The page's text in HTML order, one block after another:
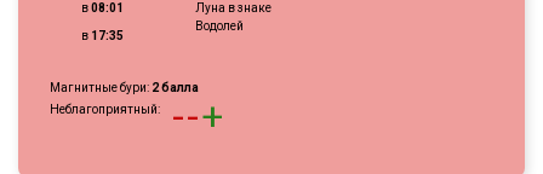
в08:01
в 17:35
Луна в знаке
Водолей
Магнитные бури: 2 балла
Неблагоприятный:
--+